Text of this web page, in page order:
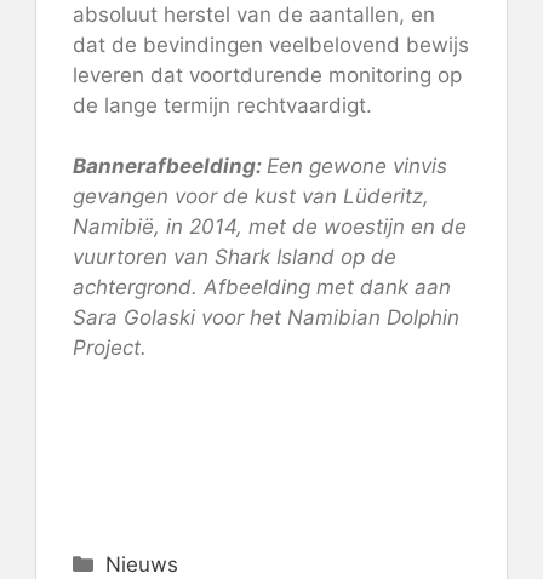
absoluut herstel van de aantallen, en
dat de bevindingen veelbelovend bewijs
leveren dat voortdurende monitoring op
de lange termijn rechtvaardigt.
Bannerafbeelding: Een gewone vinvis
gevangen voor de kust van Lüderitz,
Namibië, in 2014, met de woestijn en de
vuurtoren van Shark Island op de
achtergrond. Afbeelding met dank aan
Sara Golaski voor het Namibian Dolphin
Project.
Categorieën
Nieuws